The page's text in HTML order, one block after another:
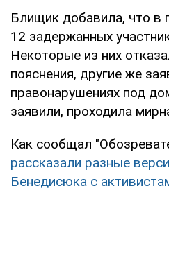
Блищик добавила, что в
12 задержанных
Некоторые из них
пояснения, другие же
правонарушениях под
заявили, проходила
Как сообщал
рассказали разные
Бенедисюка с